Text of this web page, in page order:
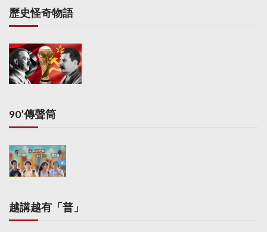
s
p
a
g
i
a
t
i
o
n
歷史怪奇物語
90’傳聲筒
越講越有「普」